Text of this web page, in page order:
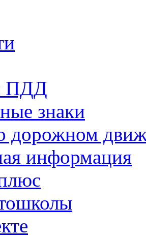
ПДД
знаки
дорожном
информация